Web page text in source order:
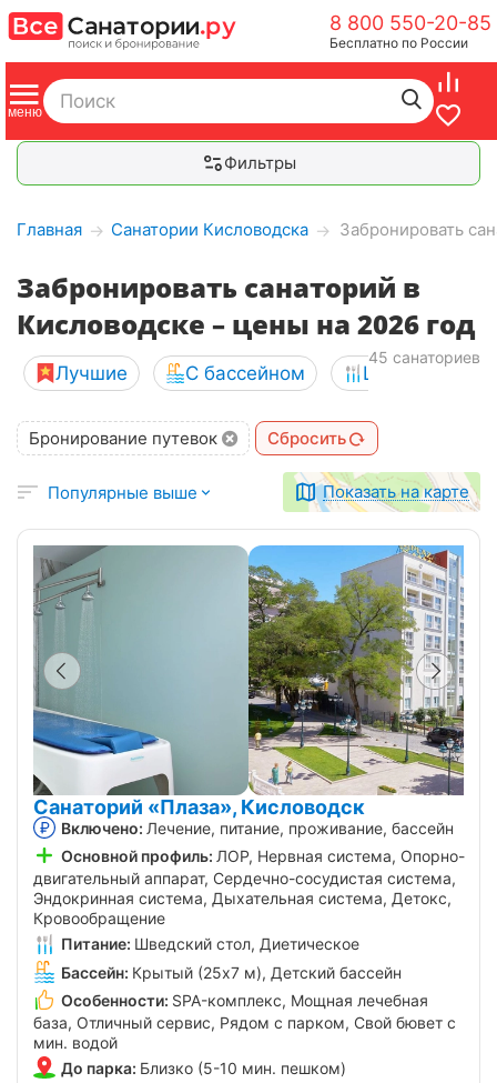
8 800 550-20-85
Бесплатно по России
Фильтры
Главная → Санатории Кисловодска → Забронировать
Забронировать санаторий в
Кисловодске – цены на 2026 год
45 санаториев
Лучшие С бассейном Шведский
Бронирование путевок Сбросить
Популярные выше Показать на карте
Санаторий «Плаза», Кисловодск
Включено: Лечение, питание, проживание, бассейн
Основной профиль: ЛОР, Нервная система, Опорно-
двигательный аппарат, Сердечно-сосудистая система,
Эндокринная система, Дыхательная система, Детокс,
Кровообращение
Питание: Шведский стол, Диетическое
Бассейн: Крытый (25х7 м), Детский бассейн
Особенности: SPA-комплекс, Мощная лечебная
база, Отличный сервис, Рядом с парком, Свой бювет с
мин. водой
До парка: Близко (5-10 мин. пешком)